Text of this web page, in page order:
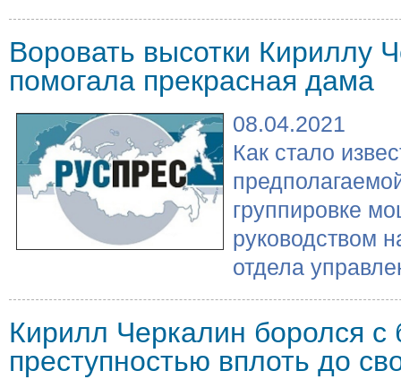
Воровать высотки Кириллу
помогала прекрасная дама
08.04.2021
Как стало
группировке
руководством
отдела
Кирилл Черкалин боролся с
преступностью вплоть до